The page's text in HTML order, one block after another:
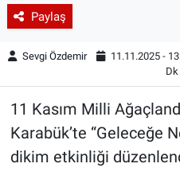
Paylaş
Sevgi Özdemir 11.11.2025 -
Dk
11 Kasım Milli
Karabük’te “Geleceğe
dikim etkinliği